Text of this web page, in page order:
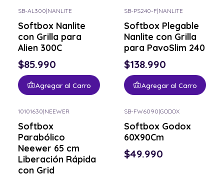
SB-AL300|NANLITE
Softbox Nanlite
con Grilla para
Alien 300C
$85.990
Agregar al Carro
SB-PS240-F|NANLITE
Softbox Plegable
Nanlite con Grilla
para PavoSlim 240
$138.990
Agregar al Carro
10101630|NEEWER
Softbox
Parabólico
Neewer 65 cm
Liberación Rápida
con Grid
SB-FW6090|GODOX
Softbox Godox
60X90Cm
$49.990